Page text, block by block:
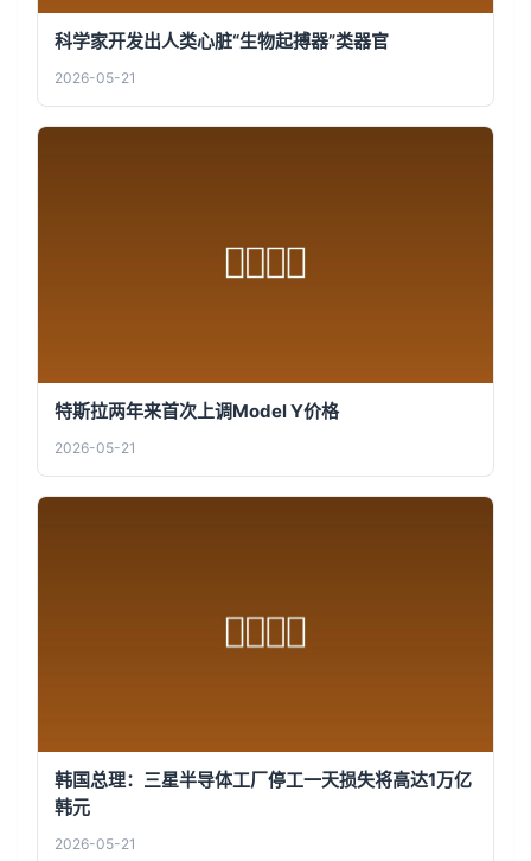
科学家开发出人类心脏“生物起搏器”类器官
2026-05-21
特斯拉两年来首次上调Model Y价格
2026-05-21
韩国总理：三星半导体工厂停工一天损失将高达1万亿
韩元
2026-05-21